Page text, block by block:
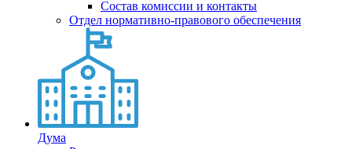
Состав комиссии и контакты
Отдел нормативно-правового обеспечения
Дума